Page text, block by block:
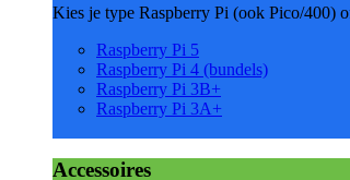
Kies je type Raspberry Pi (ook Pico/400)
Raspberry Pi 5
Raspberry Pi 4 (bundels)
Raspberry Pi 3B+
Raspberry Pi 3A+
Accessoires